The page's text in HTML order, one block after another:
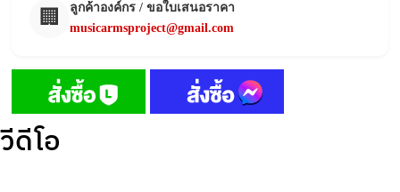
🏢
ลูกค้าองค์กร / ขอใบเสนอราคา
musicarmsproject@gmail.com
วีดีโอ